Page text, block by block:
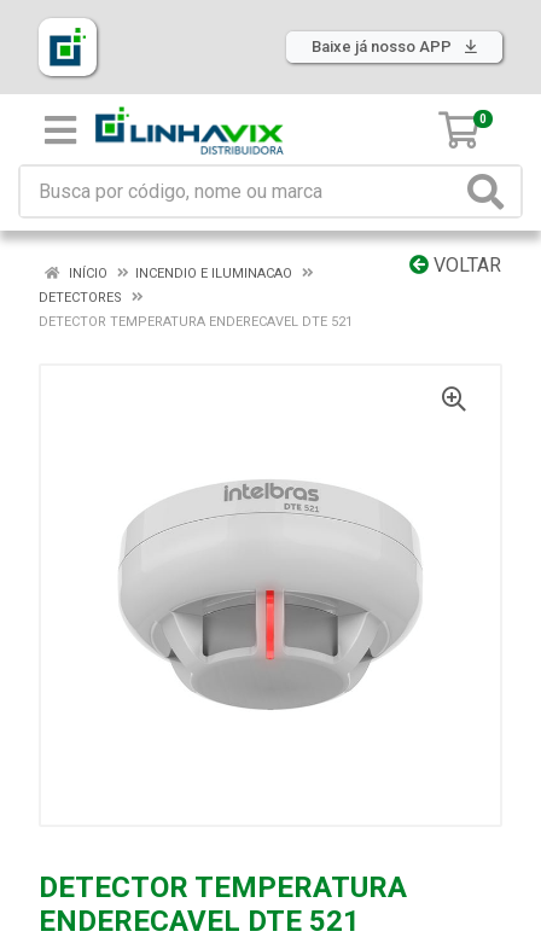
Baixe já nosso APP
0
VOLTAR
INÍCIO
INCENDIO E ILUMINACAO
DETECTORES
DETECTOR TEMPERATURA ENDERECAVEL DTE 521
DETECTOR TEMPERATURA
ENDERECAVEL DTE 521